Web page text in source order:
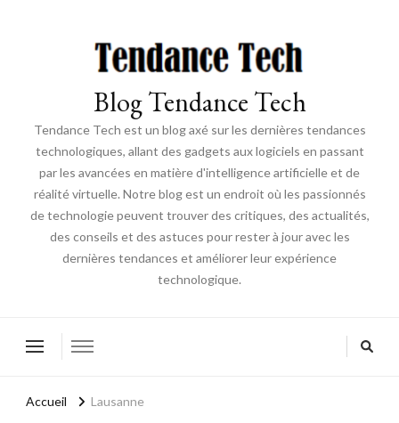
Blog Tendance Tech
Tendance Tech est un blog axé sur les dernières tendances
technologiques, allant des gadgets aux logiciels en passant
par les avancées en matière d'intelligence artificielle et de
réalité virtuelle. Notre blog est un endroit où les passionnés
de technologie peuvent trouver des critiques, des actualités,
des conseils et des astuces pour rester à jour avec les
dernières tendances et améliorer leur expérience
technologique.
Accueil Lausanne